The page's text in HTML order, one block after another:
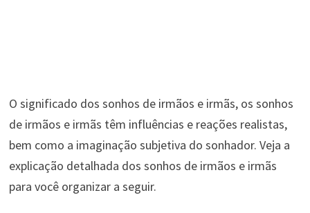
O significado dos sonhos de irmãos e irmãs, os sonhos
de irmãos e irmãs têm influências e reações realistas,
bem como a imaginação subjetiva do sonhador. Veja a
explicação detalhada dos sonhos de irmãos e irmãs
para você organizar a seguir.